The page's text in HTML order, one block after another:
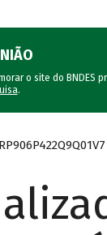
o site do BNDES
.